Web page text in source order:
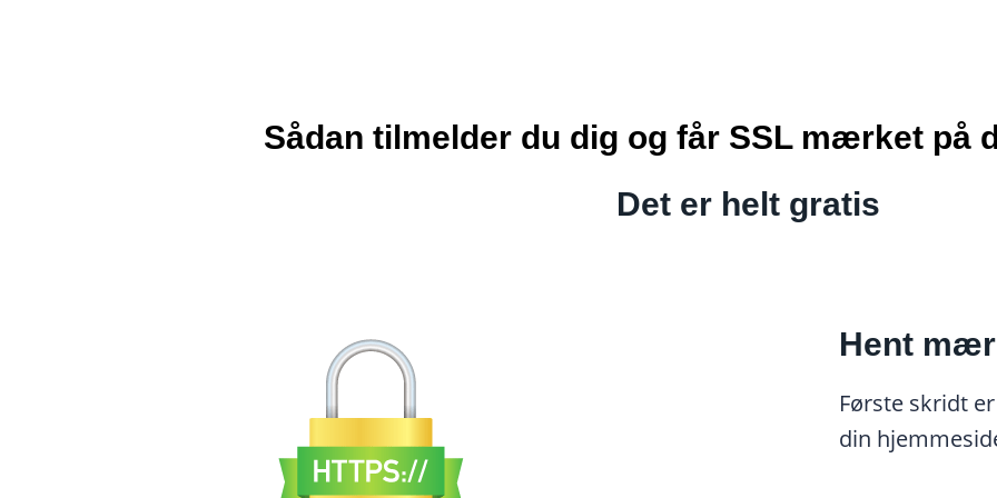
Sådan tilmelder du dig og får SSL mærket på
Det er helt gratis
Hent
Første skridt
din